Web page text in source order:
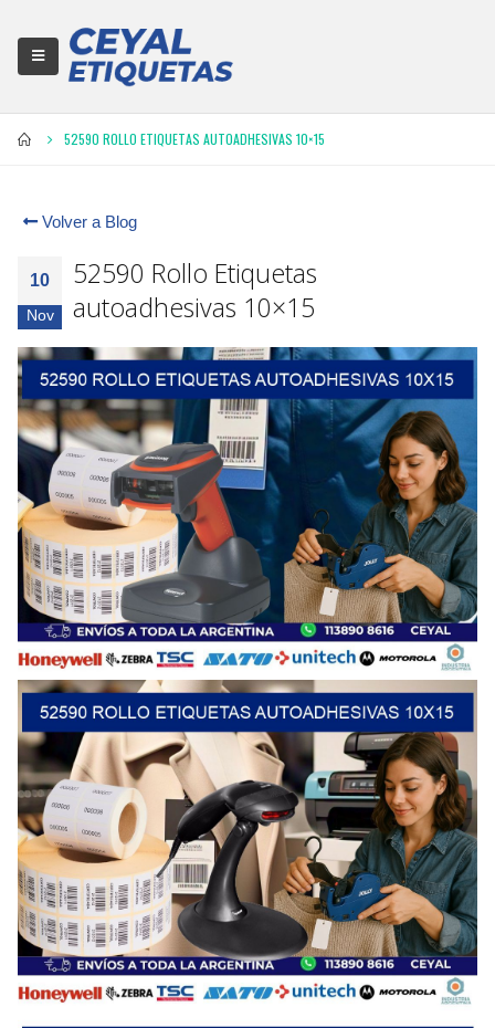
52590 ROLLO ETIQUETAS AUTOADHESIVAS 10×15
Volver a Blog
10
Nov
52590 Rollo Etiquetas
autoadhesivas 10×15